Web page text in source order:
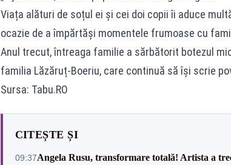
Viața alături de soțul ei și cei doi copii îi aduce
ocazie de a împărtăși momentele frumoase cu
Anul trecut, întreaga familie a sărbătorit botezul
familia Lăzăruț-Boeriu, care continuă să își scrie
Sursa: Tabu.RO
CITEȘTE ȘI
09:37Angela Rusu, transformare totală! Artista a